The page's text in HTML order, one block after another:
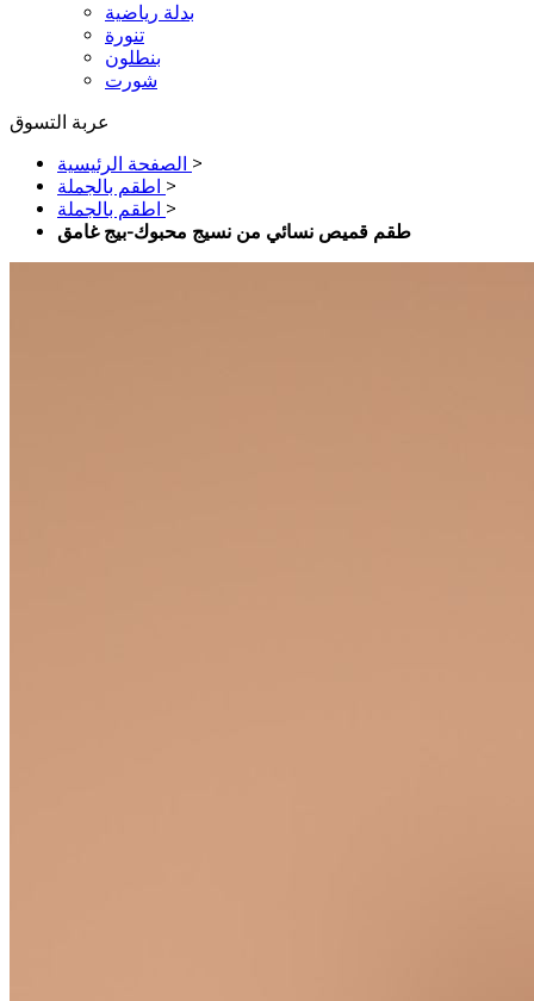
بدلة رياضية
تنورة
بنطلون
شورت
عربة التسوق
الصفحة الرئيسية >
اطقم بالجملة >
اطقم بالجملة >
طقم قميص نسائي من نسيج محبوك-بيج غامق